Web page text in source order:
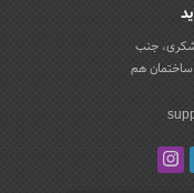
جنب
ساختمان هم